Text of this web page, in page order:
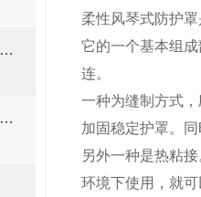
深入解析排屑器的工作原理与应用价值
钢制拖链保护了电缆等也使机床更美观
柔性风琴式防护
它的一个基本组
连。
一种为缝制方式
加固稳定护罩。同
另外一种是热粘
环境下使用，就可